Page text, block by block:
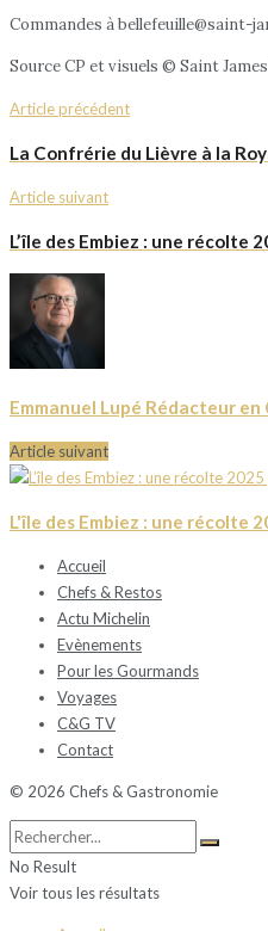
Commandes à bellefeuille@saint-
Source CP et visuels © Saint
Article précédent
La Confrérie du Lièvre à la
Article suivant
L’île des Embiez : une récolte
Emmanuel Lupé Rédacteur en
Article suivant
L'île des Embiez : une récolte
Accueil
Chefs & Restos
Actu Michelin
Evènements
Pour les Gourmands
Voyages
C&G TV
Contact
© 2026 Chefs & Gastronomie
No Result
Voir tous les résultats